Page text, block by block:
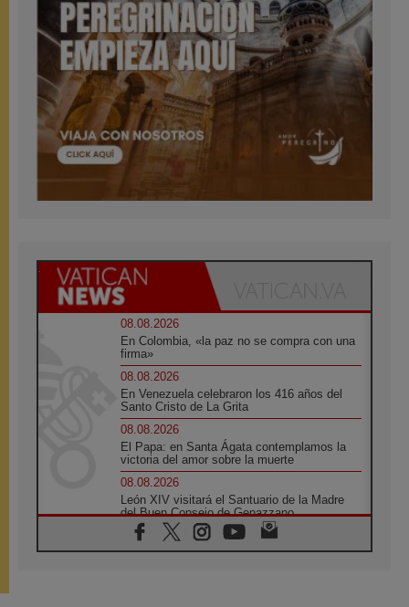
08.08.2026
En Colombia, «la paz no se compra con una
firma»
08.08.2026
En Venezuela celebraron los 416 años del
Santo Cristo de La Grita
08.08.2026
El Papa: en Santa Ágata contemplamos la
victoria del amor sobre la muerte
08.08.2026
León XIV visitará el Santuario de la Madre
del Buen Consejo de Genazzano
07.08.2026
Filipinas: el Vicariato Apostólico de Calapán